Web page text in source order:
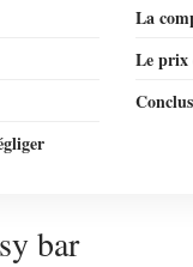
La
Le prix
bar